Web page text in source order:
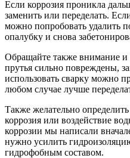
Если коррозия проникла
заменить или переделать.
можно попробовать удалить
опалубку и снова
Обращайте также внимание и
прутья сильно повреждены,
использовать сварку можно
любом случае лучше
Также желательно
коррозия или воздействие
коррозии мы написали
нужно усилить
гидрофобным составом.